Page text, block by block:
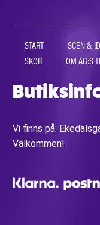
START SCEN &
SKOR
OM AG:S
Vi finns på:
Välkommen!